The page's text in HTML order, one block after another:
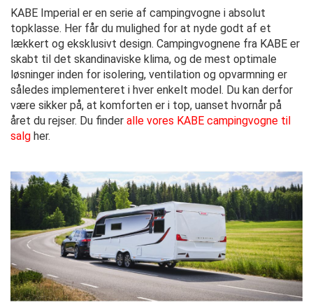
KABE Imperial er en serie af campingvogne i absolut
topklasse. Her får du mulighed for at nyde godt af et
lækkert og eksklusivt design. Campingvognene fra KABE er
skabt til det skandinaviske klima, og de mest optimale
løsninger inden for isolering, ventilation og opvarmning er
således implementeret i hver enkelt model. Du kan derfor
være sikker på, at komforten er i top, uanset hvornår på
året du rejser. Du finder alle vores KABE campingvogne til
salg her.